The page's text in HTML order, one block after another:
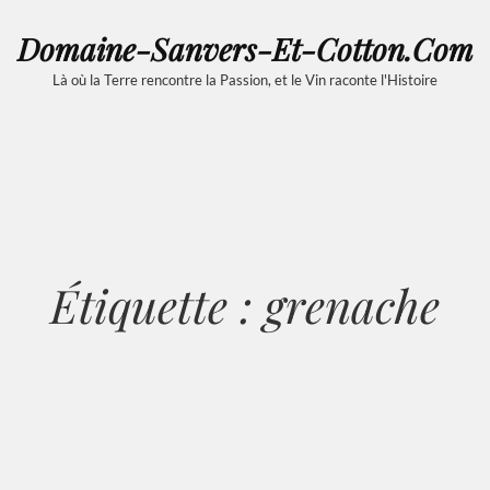
Domaine-Sanvers-Et-Cotton.com
Là où la Terre rencontre la Passion, et le Vin raconte l'Histoire
Étiquette : grenache